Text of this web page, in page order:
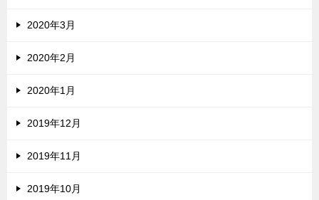
2020年3月
2020年2月
2020年1月
2019年12月
2019年11月
2019年10月